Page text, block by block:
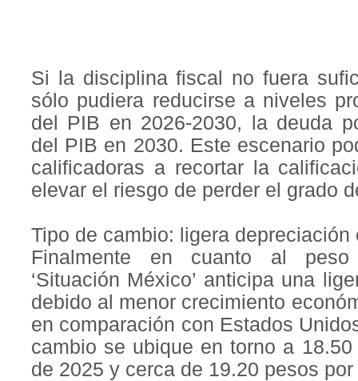
Si la disciplina fiscal no fuera
sólo pudiera reducirse a niveles
del PIB en 2026-2030, la deuda
del PIB en 2030. Este escenario
calificadoras a recortar la
elevar el riesgo de perder el grado
Tipo de cambio: ligera depreciación
Finalmente en cuanto al
‘Situación México’ anticipa una
debido al menor crecimiento
en comparación con Estados
cambio se ubique en torno a
de 2025 y cerca de 19.20 pesos